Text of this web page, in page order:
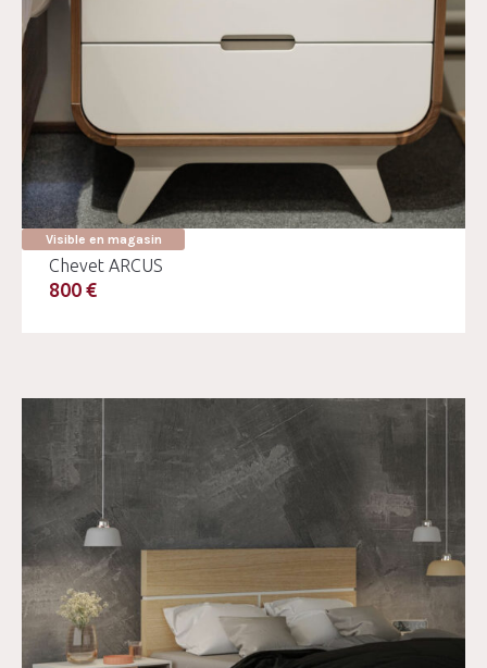
Visible en magasin
Chevet ARCUS
800 €